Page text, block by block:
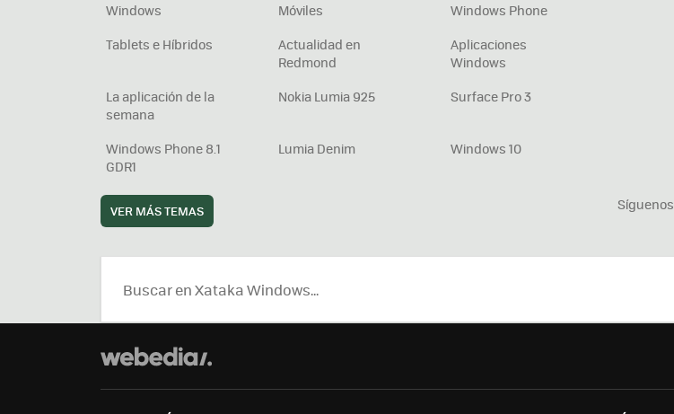
Síguenos
Windows Móviles
Windows Phone
Tablets e Híbridos
Actualidad en
Redmond
Aplicaciones
Windows
La aplicación de la
semana
Nokia Lumia 925 Surface Pro 3
Windows Phone 8.1
GDR1
Lumia Denim Windows 10
VER MÁS TEMAS